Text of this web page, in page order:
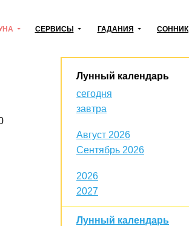
СЕРВИСЫ ГАДАНИЯ СОННИК
Лунный календарь
сегодня
завтра
Август 2026
Сентябрь 2026
2026
2027
Лунный календарь